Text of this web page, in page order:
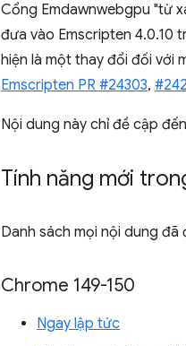
Cổng Emdawnwebgpu "từ
đưa vào Emscripten 4.0.10
hiện là một thay đổi đối với
Emscripten PR #24303,
Nội dung này chỉ đề cập
Tính năng mới
Danh sách mọi nội dung
Chrome 149-150
Ngay lập tức